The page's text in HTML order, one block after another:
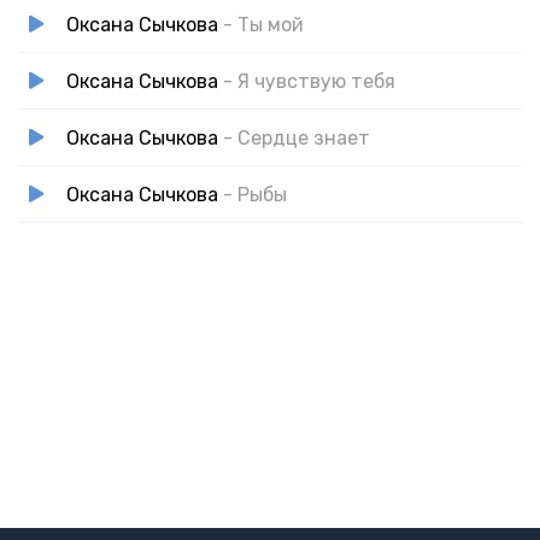
Оксана Сычкова - Ты мой
Оксана Сычкова - Я чувствую тебя
Оксана Сычкова - Сердце знает
Оксана Сычкова - Рыбы